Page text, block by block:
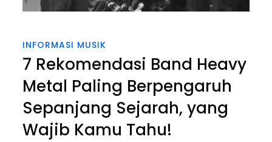
INFORMASI MUSIK
7 Rekomendasi Band Heavy
Metal Paling Berpengaruh
Sepanjang Sejarah, yang
Wajib Kamu Tahu!